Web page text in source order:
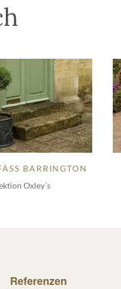
BARRINGTON
Oxley´s
Referenzen